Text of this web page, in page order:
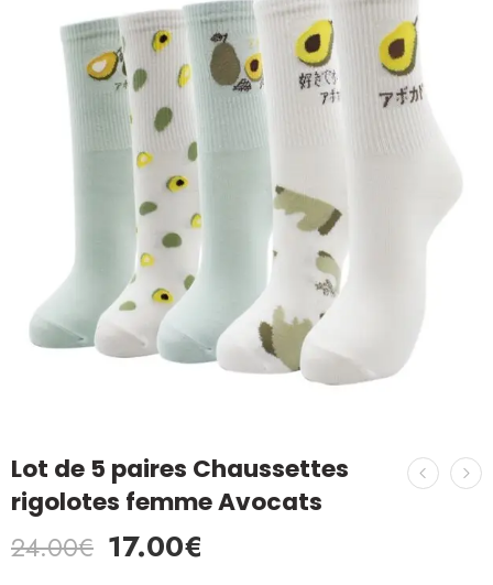
Lot de 5 paires Chaussettes
rigolotes femme Avocats
24.00€ 17.00€